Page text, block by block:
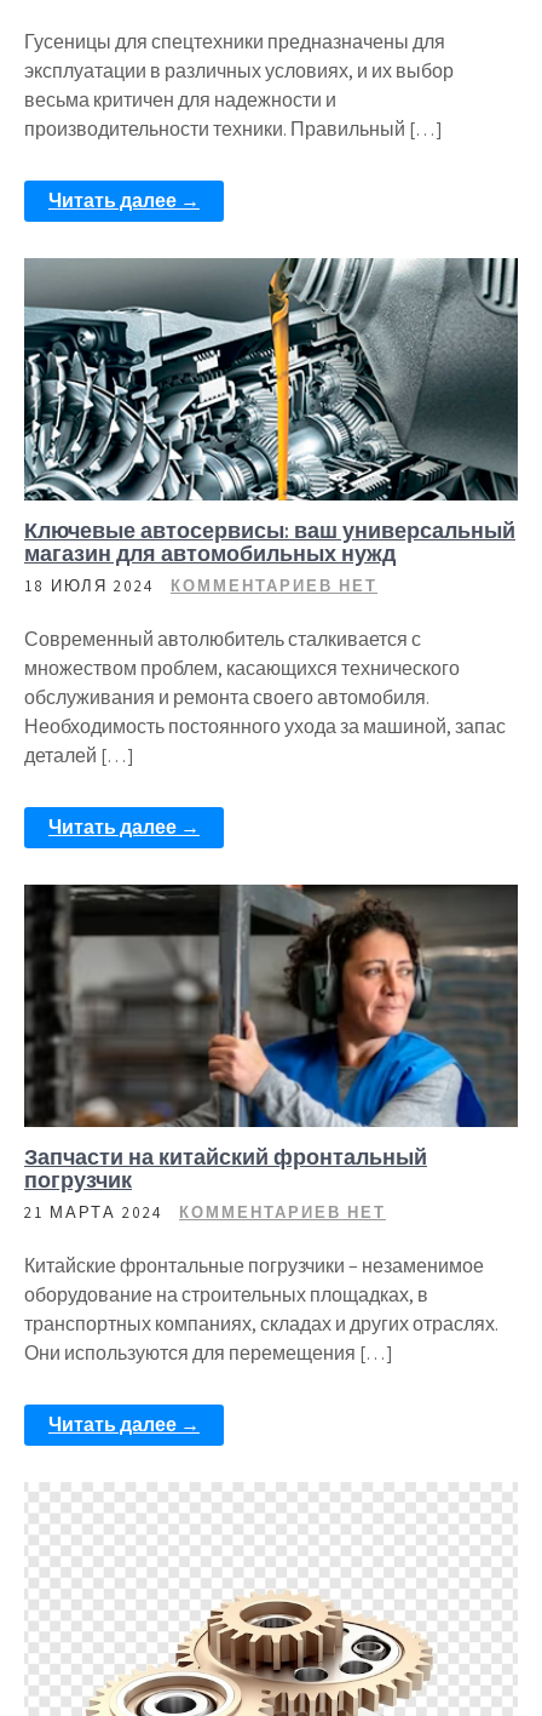
Гусеницы для спецтехники предназначены для
эксплуатации в различных условиях, и их выбор
весьма критичен для надежности и
производительности техники. Правильный […]
Читать далее →
Ключевые автосервисы: ваш универсальный
магазин для автомобильных нужд
18 ИЮЛЯ 2024 КОММЕНТАРИЕВ НЕТ
Современный автолюбитель сталкивается с
множеством проблем, касающихся технического
обслуживания и ремонта своего автомобиля.
Необходимость постоянного ухода за машиной, запас
деталей […]
Читать далее →
Запчасти на китайский фронтальный
погрузчик
21 МАРТА 2024 КОММЕНТАРИЕВ НЕТ
Китайские фронтальные погрузчики – незаменимое
оборудование на строительных площадках, в
транспортных компаниях, складах и других отраслях.
Они используются для перемещения […]
Читать далее →